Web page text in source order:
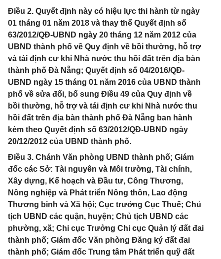
Điều 2. Quyết định này có hiệu lực thi hành từ ngày
01 tháng 01 năm 2018 và thay thế Quyết định số
63/2012/QÐ-UBND ngày 20 tháng 12 năm 2012 của
UBND thành phố về Quy định về bồi thường, hỗ trợ
và tái định cư khi Nhà nước thu hồi đất trên địa bàn
thành phố Đà Nẵng; Quyết định số 04/2016/QÐ-
UBND ngày 15 tháng 01 năm 2016 của UBND thành
phố về sửa đổi, bổ sung Điều 49 của Quy định về
bồi thường, hỗ trợ và tái định cư khi Nhà nước thu
hồi đất trên địa bàn thành phố Đà Nẵng ban hành
kèm theo Quyết định số 63/2012/QĐ-UBND ngày
20/12/2012 của UBND thành phố.
Điều 3. Chánh Văn phòng UBND thành phố; Giám
đốc các Sở: Tài nguyên và Môi trường, Tài chính,
Xây dựng, Kế hoạch và Đầu tư, Công Thương,
Nông nghiệp và Phát triển Nông thôn, Lao động
Thương binh và Xã hội; Cục trưởng Cục Thuế; Chủ
tịch UBND các quận, huyện; Chủ tịch UBND các
phường, xã; Chi cục Trưởng Chi cục Quản lý đất đai
thành phố; Giám đốc Văn phòng Đăng ký đất đai
thành phố; Giám đốc Trung tâm Phát triển quỹ đất